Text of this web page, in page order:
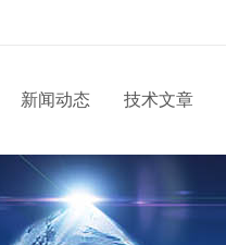
新闻动态 技术文章